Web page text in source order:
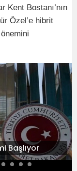
Kent Bostanı’nın
Özel’e hibrit
Başlıyor